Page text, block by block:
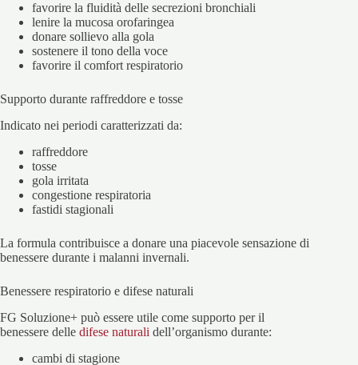
favorire la fluidità delle secrezioni bronchiali
lenire la mucosa orofaringea
donare sollievo alla gola
sostenere il tono della voce
favorire il comfort respiratorio
Supporto durante raffreddore e tosse
Indicato nei periodi caratterizzati da:
raffreddore
tosse
gola irritata
congestione respiratoria
fastidi stagionali
La formula contribuisce a donare una piacevole sensazione di
benessere durante i malanni invernali.
Benessere respiratorio e difese naturali
FG Soluzione+ può essere utile come supporto per il
benessere delle difese naturali dell’organismo durante:
cambi di stagione